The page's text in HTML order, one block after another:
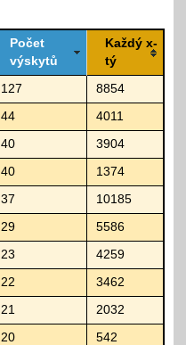
Počet
výskytů
Každý x-
tý
127 8854
44 4011
40 3904
40 1374
37 10185
29 5586
23 4259
22 3462
21 2032
20 542